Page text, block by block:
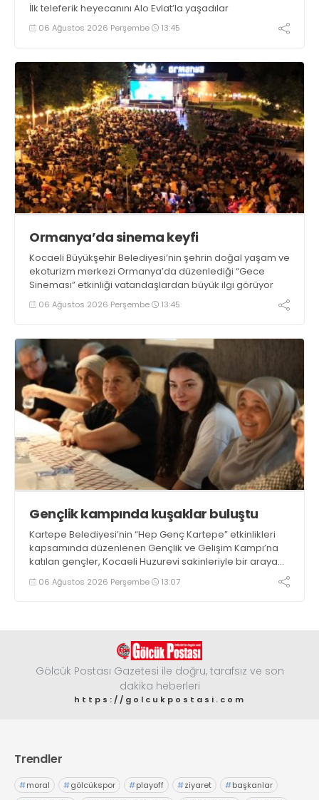
İlk teleferik heyecanını Alo Evlat’la yaşadılar
06 Ağustos 2026 Perşembe 13:45
Ormanya’da sinema keyfi
Kocaeli Büyükşehir Belediyesi’nin şehrin doğal yaşam ve
ekoturizm merkezi Ormanya’da düzenlediği “Gece
Sineması” etkinliği vatandaşlardan büyük ilgi görüyor
06 Ağustos 2026 Perşembe 13:45
Gençlik kampında kuşaklar buluştu
Kartepe Belediyesi’nin “Hep Genç Kartepe” etkinlikleri
kapsamında düzenlenen Gençlik ve Gelişim Kampı’na
katılan gençler, Kocaeli Huzurevi sakinleriyle bir araya
geldi06 Ağustos 2026 Perşembe 13:07
Gölcük Postası Gazetesi ile doğru, tarafsız ve son
dakika heberleri
https://golcukpostasi.com
Trendler
#moral #gölcükspor #playoff #ziyaret #başkanlar